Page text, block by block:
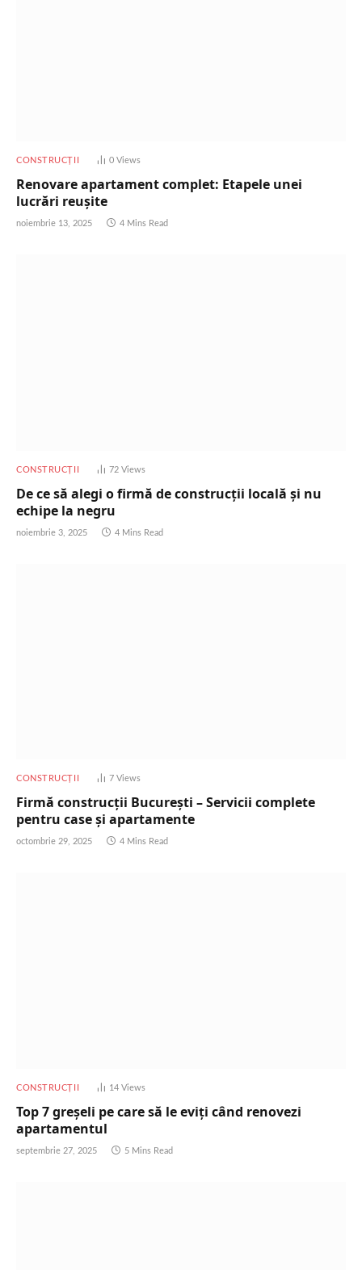
CONSTRUCȚII 0Views
Renovare apartament complet: Etapele unei
lucrări reușite
noiembrie 13, 2025 4 Mins Read
CONSTRUCȚII 72Views
De ce să alegi o firmă de construcții locală și nu
echipe la negru
noiembrie 3, 2025 4 Mins Read
CONSTRUCȚII 7Views
Firmă construcții București – Servicii complete
pentru case și apartamente
octombrie 29, 2025 4 Mins Read
CONSTRUCȚII 14Views
Top 7 greșeli pe care să le eviți când renovezi
apartamentul
septembrie 27, 2025 5 Mins Read